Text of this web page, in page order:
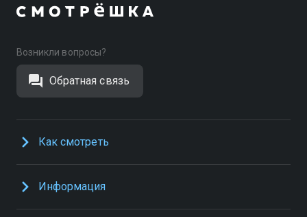
Возникли вопросы?
Обратная связь
Как смотреть
Информация